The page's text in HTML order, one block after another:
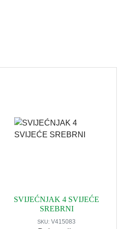
SVIJEĆNJAK 4 SVIJEĆE
SREBRNI
SKU:V415083